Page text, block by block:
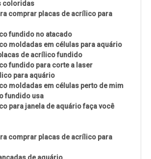
coloridas
comprar placas de acrílico para
fundido no atacado
moldadas em células para aquário
de acrílico fundido
fundido para corte a laser
para aquário
moldadas em células perto de mim
fundido usa
para janela de aquário faça você
comprar placas de acrílico para
de aquário